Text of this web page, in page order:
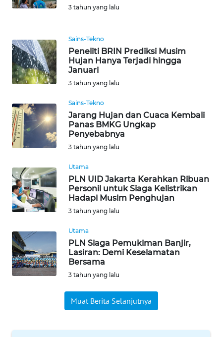
3 tahun yang lalu
Sains-Tekno
Peneliti BRIN Prediksi Musim
Hujan Hanya Terjadi hingga
Januari
3 tahun yang lalu
Sains-Tekno
Jarang Hujan dan Cuaca Kembali
Panas BMKG Ungkap
Penyebabnya
3 tahun yang lalu
Utama
PLN UID Jakarta Kerahkan Ribuan
Personil untuk Siaga Kelistrikan
Hadapi Musim Penghujan
3 tahun yang lalu
Utama
PLN Siaga Pemukiman Banjir,
Lasiran: Demi Keselamatan
Bersama
3 tahun yang lalu
Muat Berita Selanjutnya
WN
WN
SUMEDANG
WN
KEPULAUAN
SERIBU
WN
TANGERANG
WN
WN
CIREBON
KUNINGAN